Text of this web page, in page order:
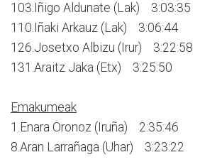
103.Iñigo Aldunate (Lak) 3:03:35
110.Iñaki Arkauz (Lak) 3:06:44
126.Josetxo Albizu (Irur) 3:22:58
131.Araitz Jaka (Etx) 3:25:50
Emakumeak
1.Enara Oronoz (Iruña) 2:35:46
8.Aran Larrañaga (Uhar) 3:23:22